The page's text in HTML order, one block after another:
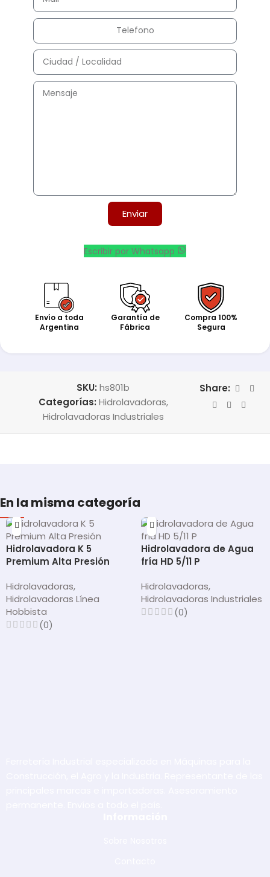
Enviar
Escribir por Whatsapp
Envío a toda
Argentina
Garantía de
Fábrica
Compra 100%
Segura
SKU:hs801b
Categorías: Hidrolavadoras,
Hidrolavadoras Industriales
Share:
En la misma categoría
Hidrolavadora K 5
Premium Alta Presión
Hidrolavadoras,
Hidrolavadoras Línea
Hobbista
(0)
Hidrolavadora de Agua
fría HD 5/11 P
Hidrolavadoras,
Hidrolavadoras Industriales
(0)